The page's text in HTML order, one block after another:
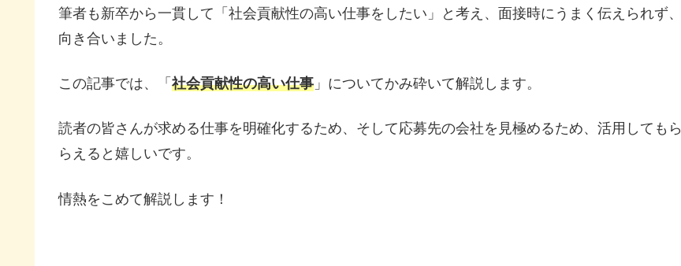
筆者も新卒から一貫して「社会貢献性の高い仕事をしたい」と考え、面接時にうまく伝えられず、
向き合いました。
この記事では、「 社会貢献性の高い仕事 」についてかみ砕いて解説します。
読者の皆さんが求める仕事を明確化するため、そして応募先の会社を見極めるため、活用してもら
らえると嬉しいです。
情熱をこめて解説します！